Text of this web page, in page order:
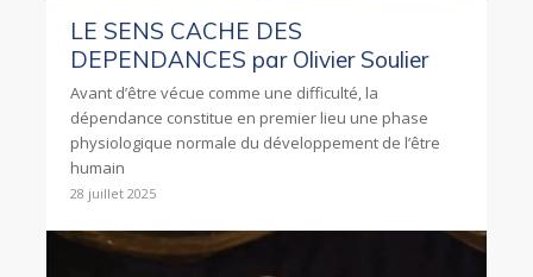
LE SENS CACHE DES
DEPENDANCES par Olivier Soulier
Avant d’être vécue comme une difficulté, la
dépendance constitue en premier lieu une phase
physiologique normale du développement de l’être
humain
28 juillet 2025